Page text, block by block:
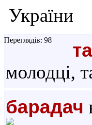
Переглядів: 98
молодці,
барадач